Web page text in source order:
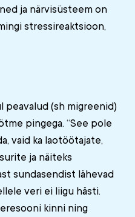
ja närvisüsteem on
stressireaktsioon,
peavalud (sh migreenid)
pingega. “See pole
vaid ka laotöötajate,
ja näiteks
sundasendist lähevad
veri ei liigu hästi.
kinni ning